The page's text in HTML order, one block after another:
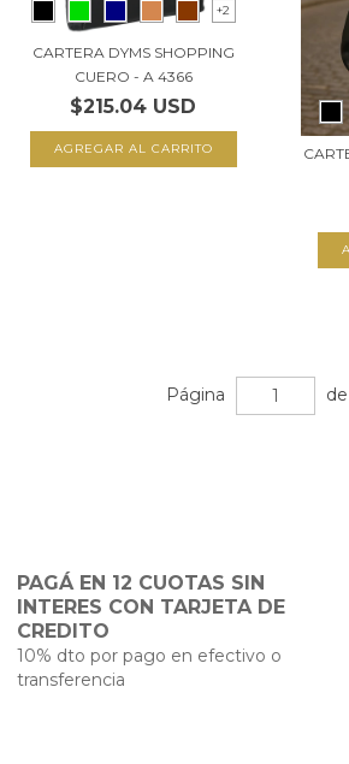
+2
CARTERA DYMS SHOPPING
CUERO - A 4366
$215.04 USD
AGREGAR AL CARRITO
Página
PAGÁ EN 12 CUOTAS SIN
INTERES CON TARJETA DE
CREDITO
10% dto por pago en efectivo o
transferencia